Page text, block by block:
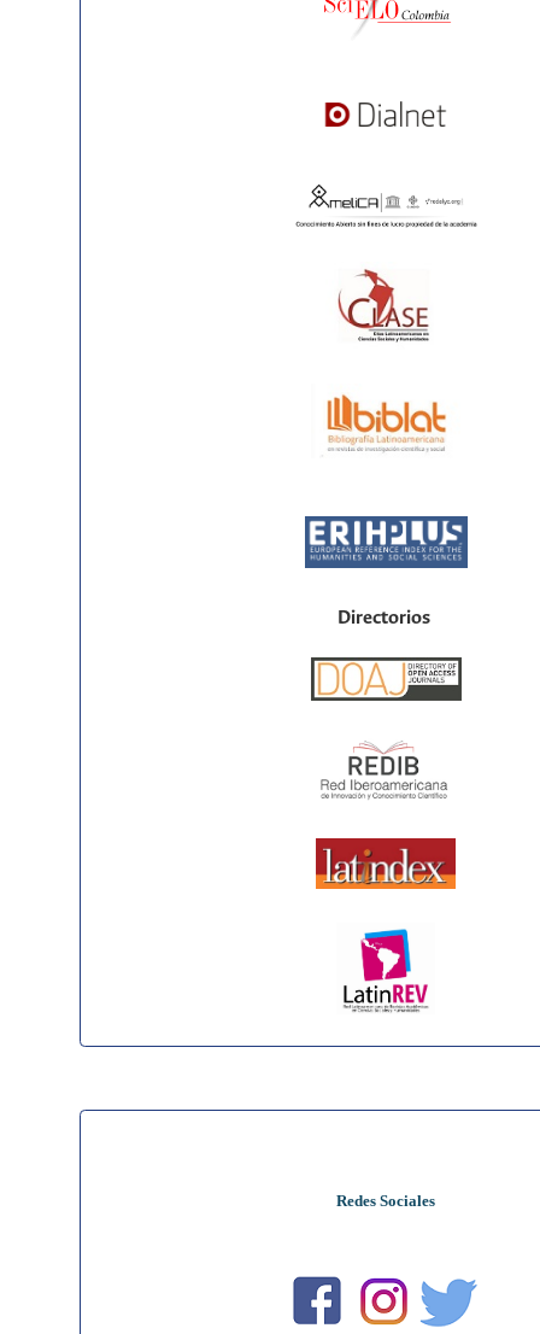
Directorios
Redes Sociales